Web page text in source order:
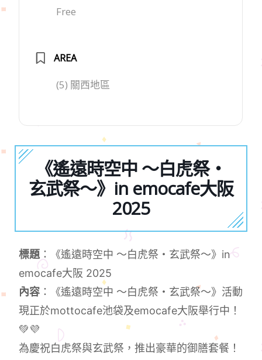
Free
AREA
(5) 關西地區
《遙遠時空中 ～白虎祭・
玄武祭～》in emocafe大阪
2025
標題：《遙遠時空中 ～白虎祭・玄武祭～》in
emocafe大阪 2025
內容 ：《遙遠時空中 ～白虎祭・玄武祭～》活動
現正於mottocafe池袋及emocafe大阪舉行中！
💚💜
為慶祝白虎祭與玄武祭，推出豪華的御膳套餐！